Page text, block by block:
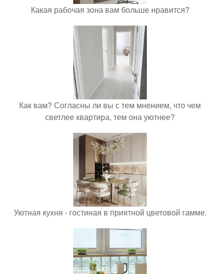
Какая рабочая зона вам больше нравится?
Как вам? Согласны ли вы с тем мнением, что чем
светлее квартира, тем она уютнее?
Уютная кухня - гостиная в приятной цветовой гамме.